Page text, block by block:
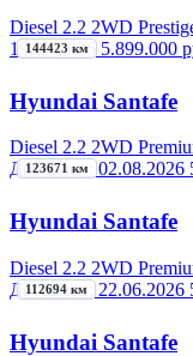
Diesel 2.2 2WD
19.07.2026 5.899.000
144423 км
Hyundai Santafe
Diesel 2.2 2WD
Добавлен: 02.08.2026
123671 км
Hyundai Santafe
Diesel 2.2 2WD
Добавлен: 22.06.2026
112694 км
Hyundai Santafe